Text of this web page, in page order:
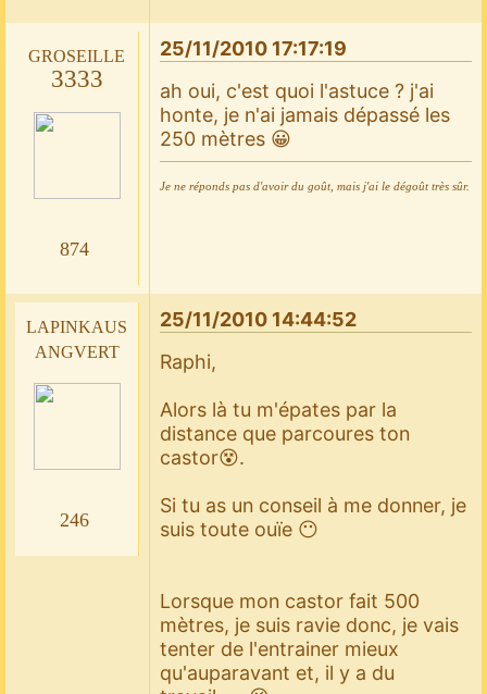
groseille
3333
874
25/11/2010 17:17:19
ah oui, c'est quoi l'astuce ? j'ai
honte, je n'ai jamais dépassé les
250 mètres 😀
Je ne réponds pas d'avoir du goût, mais j'ai le dégoût très sûr.
lapinkaus
angvert
246
25/11/2010 14:44:52
Raphi,
Alors là tu m'épates par la
distance que parcoures ton
castor😵.
Si tu as un conseil à me donner, je
suis toute ouïe 😶
Lorsque mon castor fait 500
mètres, je suis ravie donc, je vais
tenter de l'entrainer mieux
qu'auparavant et, il y a du